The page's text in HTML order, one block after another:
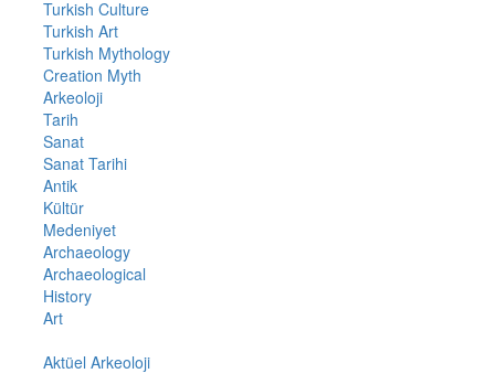
Turkish Culture
Turkish Art
Turkish Mythology
Creation Myth
Arkeoloji
Tarih
Sanat
Sanat Tarihi
Antik
Kültür
Medeniyet
Archaeology
Archaeological
History
Art
Aktüel Arkeoloji